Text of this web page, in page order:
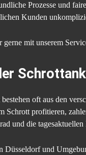
Prozesse und
Kunden
mit unserem
oft aus den
Schrott profitieren,
und die
Düsseldorf und